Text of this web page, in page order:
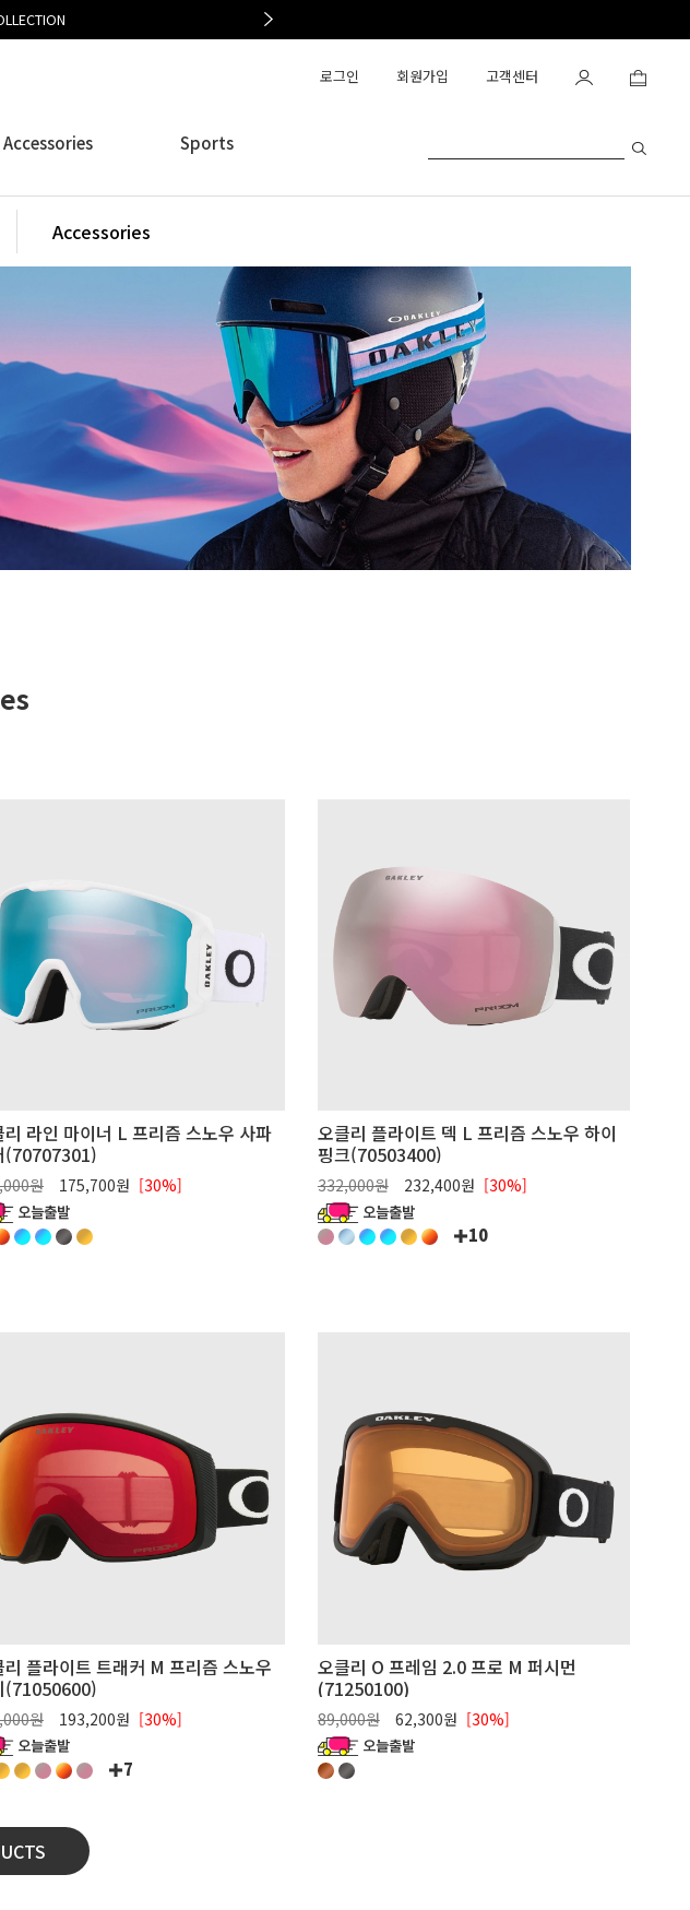
로그인 회원가입 고객센터
Accessories
Sports
Accessories
리 라인 마이너 L 프리즘 스노우 사파
(70707301)
원 175,700원 [30%]
오클리 플라이트 덱 L 프리즘 스노우 하이
핑크(70503400)
332,000원 232,400원 [30%]
10
리 플라이트 트래커 M 프리즘 스노우
(71050600)
원 193,200원 [30%]
7
오클리 O 프레임 2.0 프로 M 퍼시먼
(71250100)
89,000원 62,300원 [30%]